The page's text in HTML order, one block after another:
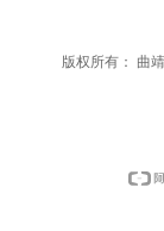
版权所有： 曲